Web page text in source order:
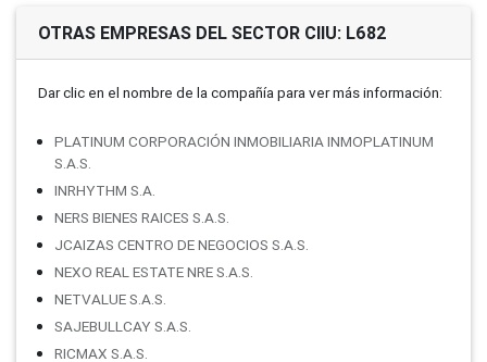
OTRAS EMPRESAS DEL SECTOR CIIU: L682
Dar clic en el nombre de la compañí­a para ver más información:
PLATINUM CORPORACIÓN INMOBILIARIA INMOPLATINUM
S.A.S.
INRHYTHM S.A.
NERS BIENES RAICES S.A.S.
JCAIZAS CENTRO DE NEGOCIOS S.A.S.
NEXO REAL ESTATE NRE S.A.S.
NETVALUE S.A.S.
SAJEBULLCAY S.A.S.
RICMAX S.A.S.